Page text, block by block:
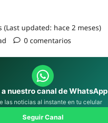
(Last updated: hace 2 meses)
0 comentarios
a nuestro canal de WhatsApp
las noticias al instante en tu celular
Seguir Canal